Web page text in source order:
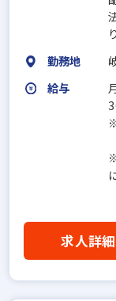
勤務地
給与
求人詳